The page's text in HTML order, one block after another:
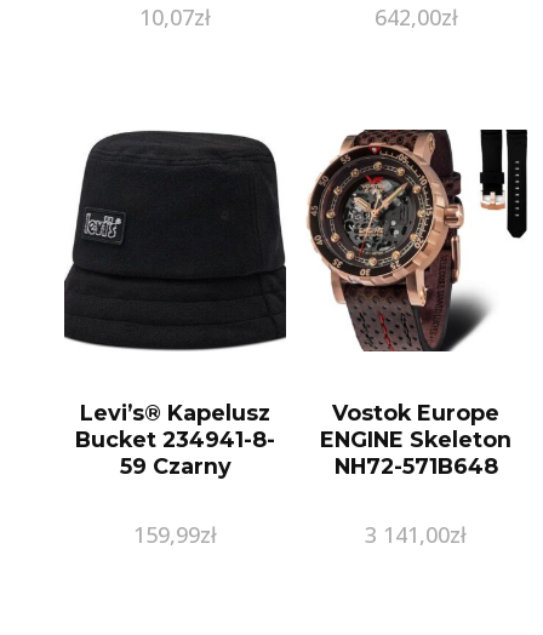
150Ml
10,07zł 642,00zł
Levi’s® Kapelusz
Bucket 234941-8-
59 Czarny
159,99zł
Vostok Europe
ENGINE Skeleton
NH72-571B648
3 141,00zł